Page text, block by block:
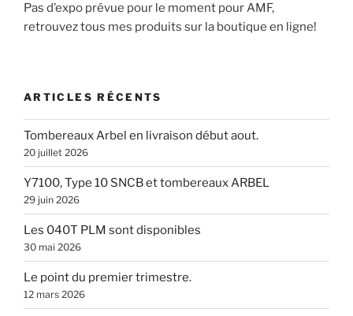
Pas d’expo prévue pour le moment pour AMF,
retrouvez tous mes produits sur la boutique en ligne!
ARTICLES RÉCENTS
Tombereaux Arbel en livraison début aout.
20 juillet 2026
Y7100, Type 10 SNCB et tombereaux ARBEL
29 juin 2026
Les 040T PLM sont disponibles
30 mai 2026
Le point du premier trimestre.
12 mars 2026